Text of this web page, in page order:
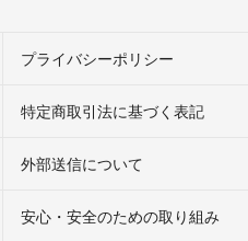
プライバシーポリシー
特定商取引法に基づく表記
外部送信について
安心・安全のための取り組み